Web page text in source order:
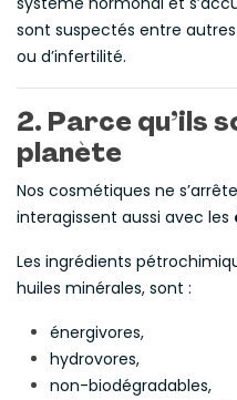
sont suspectés entre
ou d’infertilité.
2. Parce qu’ils
planète
Nos cosmétiques ne
interagissent aussi avec les
Les ingrédients
huiles minérales, sont :
énergivores,
hydrovores,
non-biodégradables,